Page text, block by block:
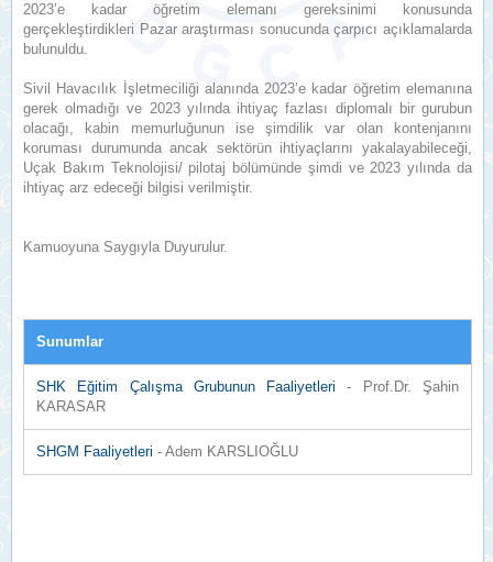
2023’e kadar öğretim elemanı gereksinimi konusunda
gerçekleştirdikleri Pazar araştırması sonucunda çarpıcı açıklamalarda
bulunuldu.
Sivil Havacılık İşletmeciliği alanında 2023’e kadar öğretim elemanına
gerek olmadığı ve 2023 yılında ihtiyaç fazlası diplomalı bir gurubun
olacağı, kabin memurluğunun ise şimdilik var olan kontenjanını
koruması durumunda ancak sektörün ihtiyaçlarını yakalayabileceği,
Uçak Bakım Teknolojisi/ pilotaj bölümünde şimdi ve 2023 yılında da
ihtiyaç arz edeceği bilgisi verilmiştir.
Kamuoyuna Saygıyla Duyurulur.
Sunumlar
SHK Eğitim Çalışma Grubunun Faaliyetleri - Prof.Dr. Şahin
KARASAR
SHGM Faaliyetleri - Adem KARSLIOĞLU